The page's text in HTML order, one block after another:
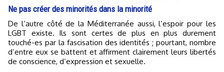
Ne pas créer des minorités dans la minorité
De l’autre côté de la Méditerranée aussi, l’espoir pour les
LGBT existe. Ils sont certes de plus en plus durement
touché-es par la fascisation des identités ; pourtant, nombre
d’entre eux se battent et affirment clairement leurs libertés
de conscience, d’expression et sexuelle.